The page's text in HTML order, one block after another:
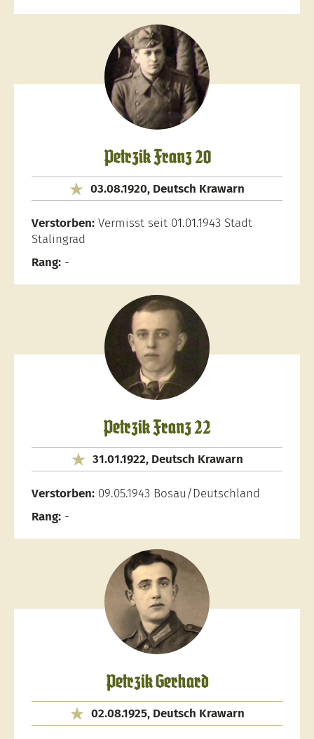
Petrzik Franz 20
03.08.1920, Deutsch Krawarn
Verstorben: Vermisst seit 01.01.1943 Stadt
Stalingrad
Rang: -
Petrzik Franz 22
31.01.1922, Deutsch Krawarn
Verstorben: 09.05.1943 Bosau/Deutschland
Rang: -
Petrzik Gerhard
02.08.1925, Deutsch Krawarn